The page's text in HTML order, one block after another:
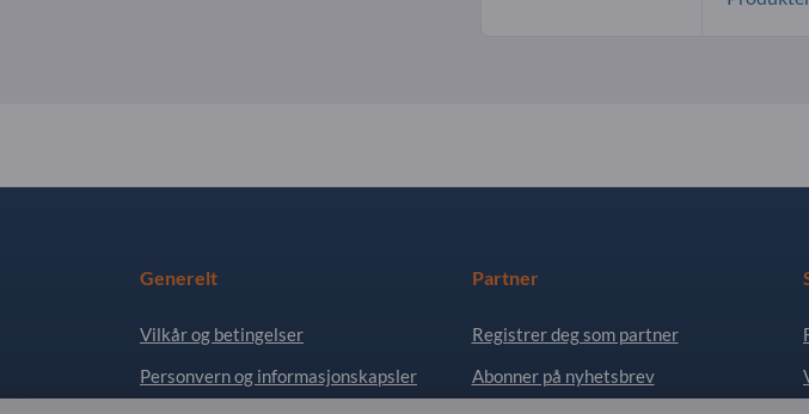
Generelt
Vilkår og betingelser
Personvern og informasjonskapsler
Partner
Registrer deg som partner
Abonner på nyhetsbrev